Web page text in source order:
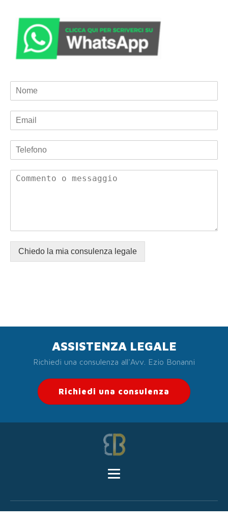
Chiedo la mia consulenza legale
ASSISTENZA LEGALE
Richiedi una consulenza all'Avv. Ezio Bonanni
Richiedi una consulenza